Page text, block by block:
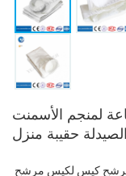
لمنجم الأسمنت
حقيبة منزل